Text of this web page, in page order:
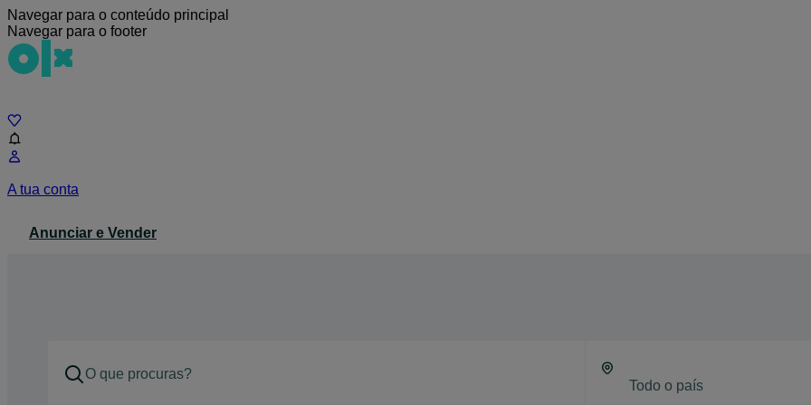
Navegar para o conteúdo principal
Navegar para o footer
A tua conta
Anunciar e Vender